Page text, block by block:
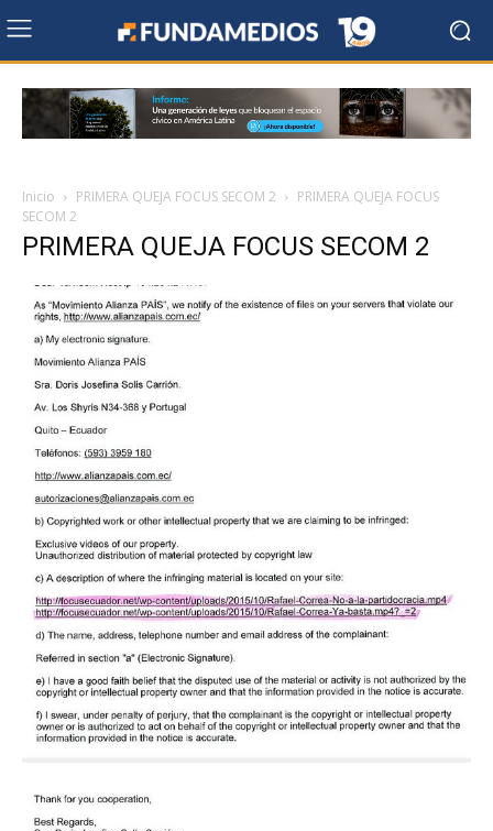
Inicio PRIMERA QUEJA FOCUS SECOM 2
PRIMERA QUEJA FOCUS
SECOM 2
PRIMERA QUEJA FOCUS SECOM 2